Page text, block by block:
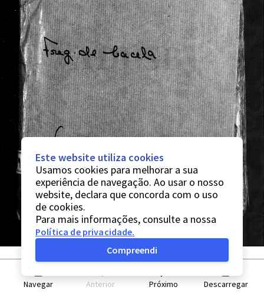
Navegar Anterior Próximo Descarregar
Este website utiliza cookies
Usamos cookies para melhorar a sua
experiência de navegação. Ao usar o nosso
website, declara que concorda com o uso
de cookies.
Para mais informações, consulte a nossa
Política de privacidade.
Compreendi